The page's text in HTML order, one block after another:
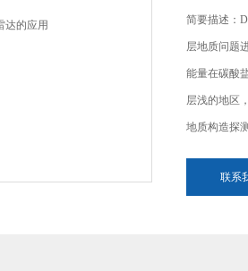
简要描述：
层地质问题
能量在碳酸
层浅的地区
地质构造探测
联系